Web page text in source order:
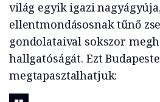
világ egyik igazi
ellentmondásosnak tűnő
gondolataival sokszor
hallgatóságát. Ezt
megtapasztalhatjuk: